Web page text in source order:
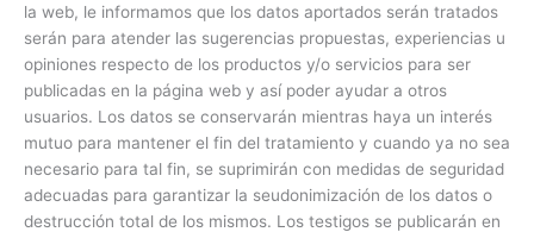
la web, le informamos que los datos aportados serán tratados
serán para atender las sugerencias propuestas, experiencias u
opiniones respecto de los productos y/o servicios para ser
publicadas en la página web y así poder ayudar a otros
usuarios. Los datos se conservarán mientras haya un interés
mutuo para mantener el fin del tratamiento y cuando ya no sea
necesario para tal fin, se suprimirán con medidas de seguridad
adecuadas para garantizar la seudonimización de los datos o
destrucción total de los mismos. Los testigos se publicarán en